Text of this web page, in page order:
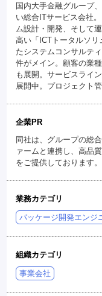
国内大手金融グループ
い総合ITサービス会社
ム設計・開発、そして
高い「ICTトータルソリ
たシステムコンサルテ
件がメイン。顧客の業
も展開。サービスライ
展開中。プロジェクト
企業PR
同社は、グループの総
ァームと連携し、高品
をご提供しております。
業務カテゴリ
パッケージ開発エンジ
組織カテゴリ
事業会社